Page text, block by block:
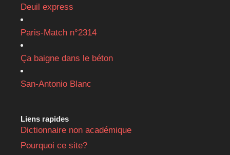
Deuil express
Paris-Match n°2314
Ça baigne dans le béton
San-Antonio Blanc
Liens rapides
Dictionnaire non académique
Pourquoi ce site?